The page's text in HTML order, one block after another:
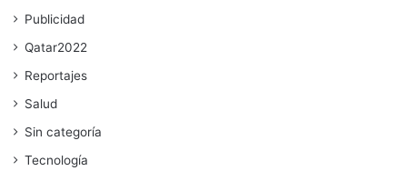
Publicidad
Qatar2022
Reportajes
Salud
Sin categoría
Tecnología